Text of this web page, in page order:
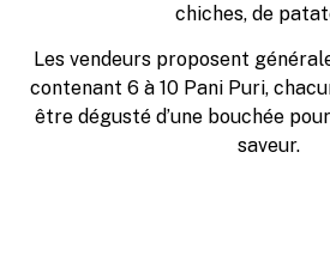
chiches, de
Les vendeurs proposent
contenant 6 à 10 Pani Puri,
être dégusté d’une bouchée
saveur.